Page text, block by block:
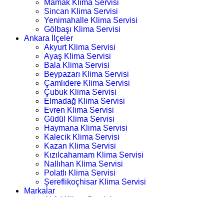
Mamak Klima Servisi
Sincan Klima Servisi
Yenimahalle Klima Servisi
Gölbaşı Klima Servisi
Ankara İlçeler
Akyurt Klima Servisi
Ayaş Klima Servisi
Bala Klima Servisi
Beypazarı Klima Servisi
Çamlıdere Klima Servisi
Çubuk Klima Servisi
Elmadağ Klima Servisi
Evren Klima Servisi
Güdül Klima Servisi
Haymana Klima Servisi
Kalecik Klima Servisi
Kazan Klima Servisi
Kızılcahamam Klima Servisi
Nallıhan Klima Servisi
Polatlı Klima Servisi
Şereflikoçhisar Klima Servisi
Markalar